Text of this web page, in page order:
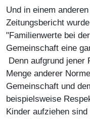
Und in einem
Zeitungsbericht
"Familienwerte bei
Gemeinschaft eine
Denn aufgrund jener
Menge anderer
Gemeinschaft und
beispielsweise
Kinder aufziehen